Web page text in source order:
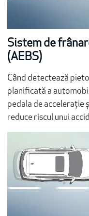
Sistem de
(AEBS)
Când detectează
planificată a
pedala de accelerație
reduce riscul unui